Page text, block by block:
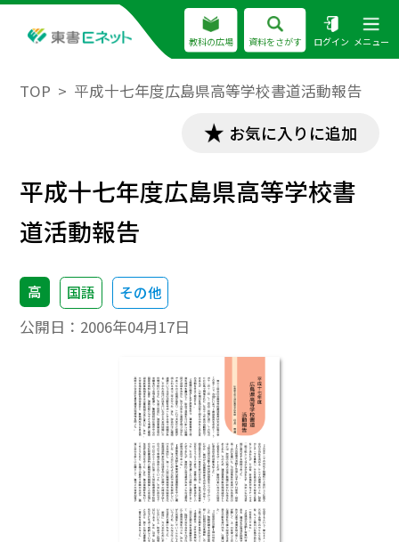
教科の広場 資料をさがす ログイン メニュー
TOP 平成十七年度広島県高等学校書道活動報告
お気に入りに追加
平成十七年度広島県高等学校書
道活動報告
高 国語 その他
公開日： 2006年04月17日